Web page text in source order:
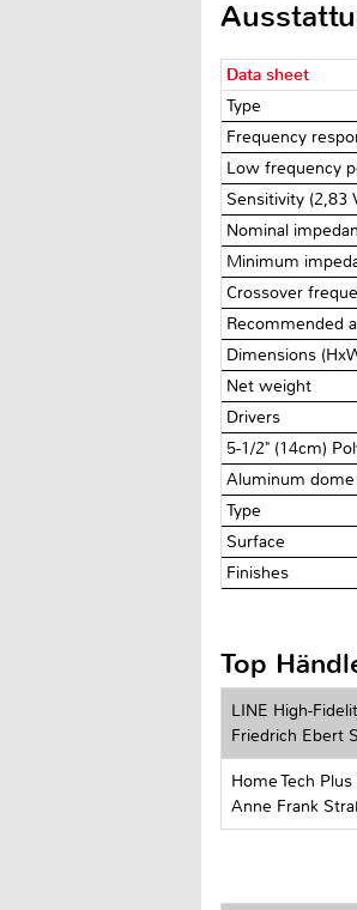
Data sheet
Type
Frequency
Low frequency
Sensitivity (2,83
Nominal
Minimum
Crossover
Recommended
Dimensions
Net weight
Drivers
5-1/2" (14cm)
Aluminum
Type
Surface
Finishes
Top
LINE High-
Friedrich Ebert
Home Tech
Anne Frank